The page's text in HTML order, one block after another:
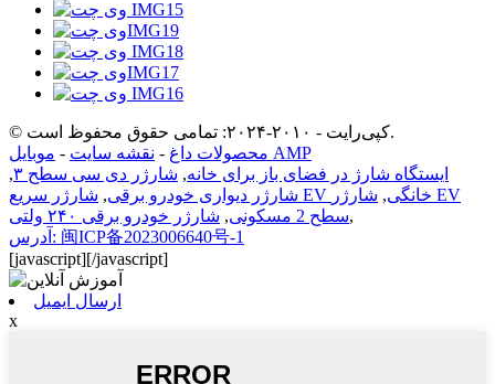
© کپی‌رایت - ۲۰۱۰-۲۰۲۴: تمامی حقوق محفوظ است.
محصولات داغ - نقشه سایت -
موبایل AMP
ایستگاه شارژ در فضای باز برای خانه, شارژر دی سی سطح ۳
,
شارژر دیواری خودرو برقی, شارژر سریع EV خانگی, شارژر EV
سطح 2 مسکونی
, شارژر خودرو برقی ۲۴۰ ولتی
,
آدرس: 闽ICP备2023006640号-1
[javascript][/javascript]
ارسال ایمیل
x